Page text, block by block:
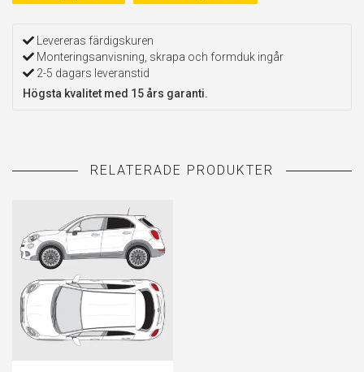
Levereras färdigskuren
Monteringsanvisning, skrapa och formduk ingår
2-5 dagars leveranstid
Högsta kvalitet med 15 års garanti.